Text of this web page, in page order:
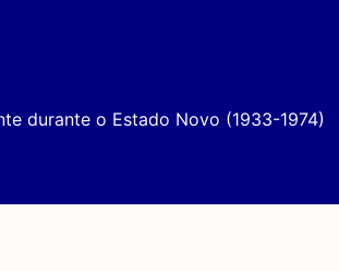
durante o Estado Novo (1933-1974)